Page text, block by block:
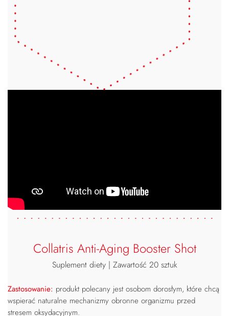
Collatris Anti-Aging Booster Shot
Suplement diety | Zawartość 20 sztuk
Zastosowanie: produkt polecany jest osobom dorosłym, które chcą
wspierać naturalne mechanizmy obronne organizmu przed
stresem oksydacyjnym.